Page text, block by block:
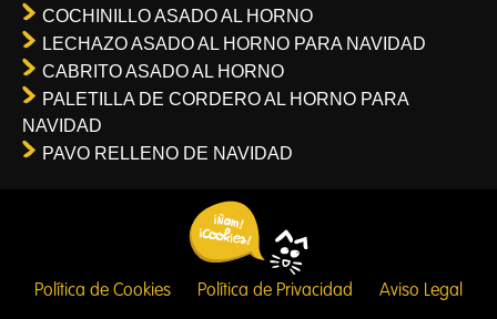
COCHINILLO ASADO AL HORNO
LECHAZO ASADO AL HORNO PARA NAVIDAD
CABRITO ASADO AL HORNO
PALETILLA DE CORDERO AL HORNO PARA
NAVIDAD
PAVO RELLENO DE NAVIDAD
Política de Cookies Política de Privacidad Aviso Legal